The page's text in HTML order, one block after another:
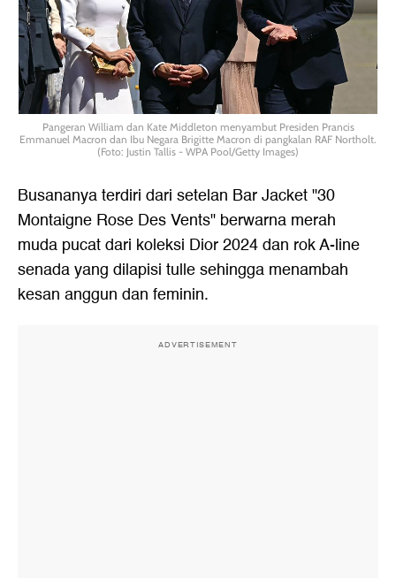
Pangeran William dan Kate Middleton menyambut Presiden Prancis
Emmanuel Macron dan Ibu Negara Brigitte Macron di pangkalan RAF Northolt.
(Foto: Justin Tallis - WPA Pool/Getty Images)
Busananya terdiri dari setelan Bar Jacket "30
Montaigne Rose Des Vents" berwarna merah
muda pucat dari koleksi Dior 2024 dan rok A-line
senada yang dilapisi tulle sehingga menambah
kesan anggun dan feminin.
ADVERTISEMENT